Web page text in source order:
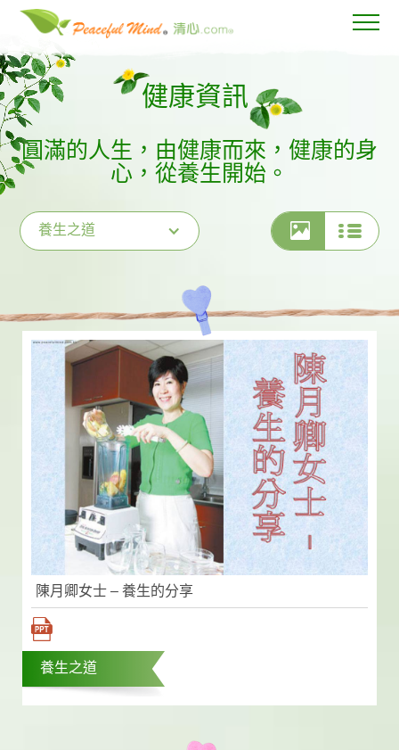
健康資訊
圓滿的人生，由健康而來，健康的身
心，從養生開始。
養生之道
陳月卿女士 – 養生的分享
養生之道